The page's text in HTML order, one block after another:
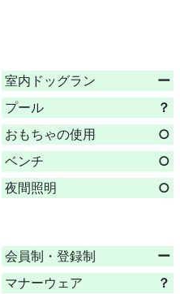
室内ドッグラン
ー
プール
？
おもちゃの使用
○
ベンチ
○
夜間照明 ○
会員制・登録制
ー
マナーウェア
？